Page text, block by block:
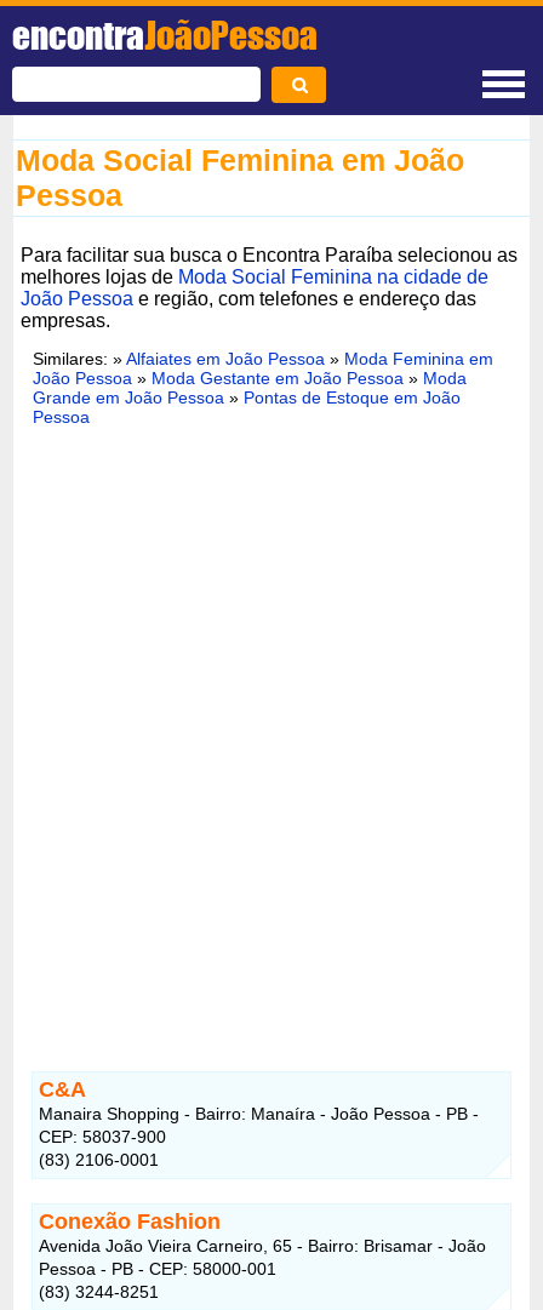
encontraJoãoPessoa
Moda Social Feminina em João
Pessoa
Para facilitar sua busca o Encontra Paraíba selecionou as
melhores lojas de Moda Social Feminina na cidade de
João Pessoa e região, com telefones e endereço das
empresas.
Similares: »Alfaiates em João Pessoa » Moda Feminina em
João Pessoa » Moda Gestante em João Pessoa » Moda
Grande em João Pessoa » Pontas de Estoque em João
Pessoa
C&A
Manaira Shopping - Bairro: Manaíra - João Pessoa - PB -
CEP: 58037-900
(83) 2106-0001
Conexão Fashion
Avenida João Vieira Carneiro, 65 - Bairro: Brisamar - João
Pessoa - PB - CEP: 58000-001
(83) 3244-8251